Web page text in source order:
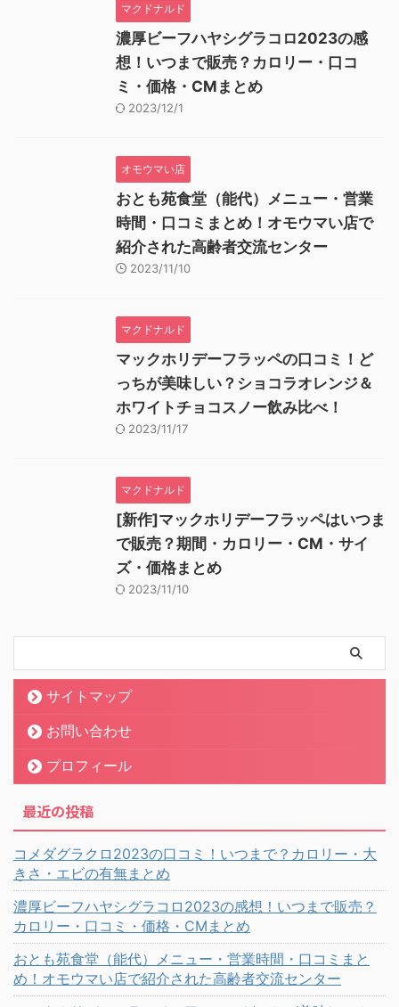
マクドナルド
濃厚ビーフハヤシグラコロ2023の感
想！いつまで販売？カロリー・口コ
ミ・価格・CMまとめ
2023/12/1
オモウマい店
おとも苑食堂（能代）メニュー・営業
時間・口コミまとめ！オモウマい店で
紹介された高齢者交流センター
2023/11/10
マクドナルド
マックホリデーフラッペの口コミ！ど
っちが美味しい？ショコラオレンジ＆
ホワイトチョコスノー飲み比べ！
2023/11/17
マクドナルド
[新作]マックホリデーフラッペはいつま
で販売？期間・カロリー・CM・サイ
ズ・価格まとめ
2023/11/10
サイトマップ
お問い合わせ
プロフィール
最近の投稿
コメダグラクロ2023の口コミ！いつまで？カロリー・大
きさ・エビの有無まとめ
濃厚ビーフハヤシグラコロ2023の感想！いつまで販売？
カロリー・口コミ・価格・CMまとめ
おとも苑食堂（能代）メニュー・営業時間・口コミまと
め！オモウマい店で紹介された高齢者交流センター